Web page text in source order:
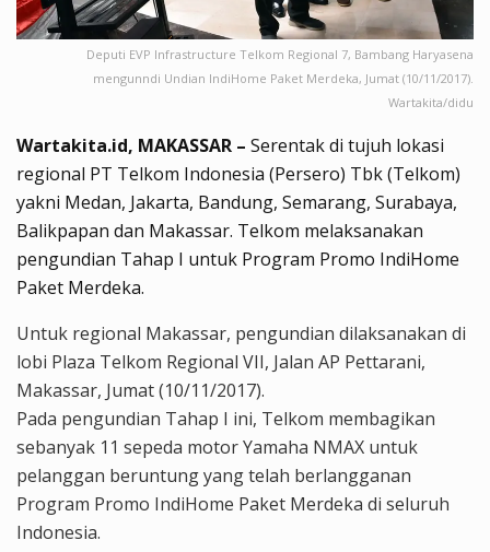
Deputi EVP Infrastructure Telkom Regional 7, Bambang Haryasena
mengunndi Undian IndiHome Paket Merdeka, Jumat (10/11/2017).
Wartakita/didu
Wartakita.id, MAKASSAR – Serentak di tujuh lokasi
regional PT Telkom Indonesia (Persero) Tbk (Telkom)
yakni Medan, Jakarta, Bandung, Semarang, Surabaya,
Balikpapan dan Makassar. Telkom melaksanakan
pengundian Tahap I untuk Program Promo IndiHome
Paket Merdeka.
Untuk regional Makassar, pengundian dilaksanakan di
lobi Plaza Telkom Regional VII, Jalan AP Pettarani,
Makassar, Jumat (10/11/2017).
Pada pengundian Tahap I ini, Telkom membagikan
sebanyak 11 sepeda motor Yamaha NMAX untuk
pelanggan beruntung yang telah berlangganan
Program Promo IndiHome Paket Merdeka di seluruh
Indonesia.